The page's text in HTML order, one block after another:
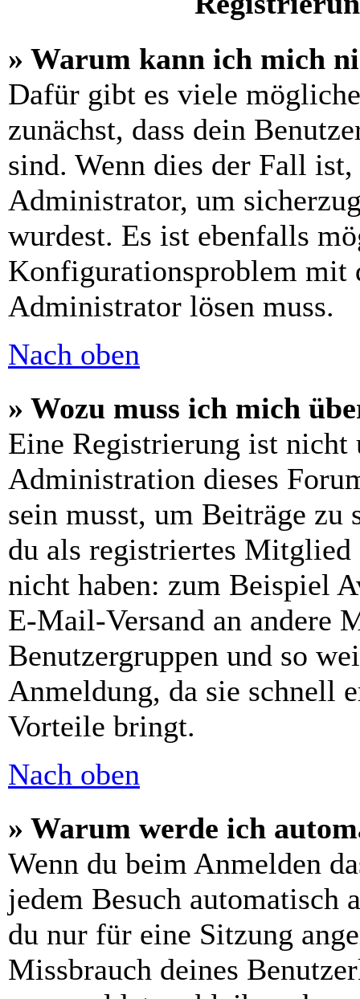
» Warum kann ich mich
Dafür gibt es viele
zunächst, dass dein
sind. Wenn dies der Fall
Administrator, um
wurdest. Es ist ebenfalls
Konfigurationsproblem mit
Administrator lösen muss.
Nach oben
» Wozu muss ich mich
Eine Registrierung ist
Administration dieses
sein musst, um Beiträge
du als registriertes Mitglied
nicht haben: zum Beispiel
E-Mail-Versand an andere
Benutzergruppen und so
Anmeldung, da sie schnell
Vorteile bringt.
Nach oben
» Warum werde ich
Wenn du beim Anmelden
jedem Besuch automatisch
du nur für eine Sitzung
Missbrauch deines